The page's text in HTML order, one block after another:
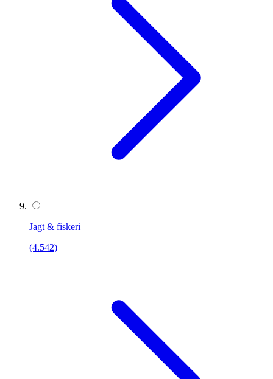
Jagt & fiskeri
(4.542)